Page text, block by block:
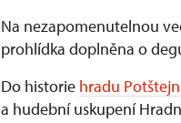
Na nezapomenutelnou
prohlídka doplněna o
Do historie hradu Potštejn
a hudební uskupení